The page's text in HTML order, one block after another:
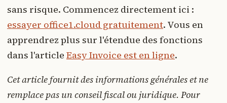
sans risque. Commencez directement ici :
essayer office1.cloud gratuitement. Vous en
apprendrez plus sur l'étendue des fonctions
dans l'article Easy Invoice est en ligne.
Cet article fournit des informations générales et ne
remplace pas un conseil fiscal ou juridique. Pour